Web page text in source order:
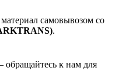
самовывозом со
.
к нам для